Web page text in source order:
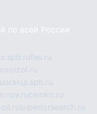
по всей России
fas.ru
orakul.spb.ru
cemko.ru
superiorsearch.ru